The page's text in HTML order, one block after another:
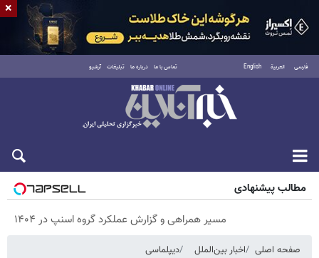
فارسی العربية English تماس با ما درباره ما تبلیغات آرشیو
پنجشنبه ۱۵ مرداد ۱۴۰۵
مطالب پیشنهادی
مسیر همراهی و گزارش عملکرد گروه اسنپ در ۱۴۰۴
صفحه اصلی اخبار بین‌الملل دیپلماسی
×